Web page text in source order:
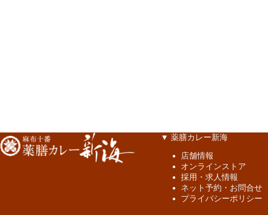
▼ 薬膳カレー新海
店舗情報
オンラインストア
採用・求人情報
ネット予約・お問合せ
プライバシーポリシー